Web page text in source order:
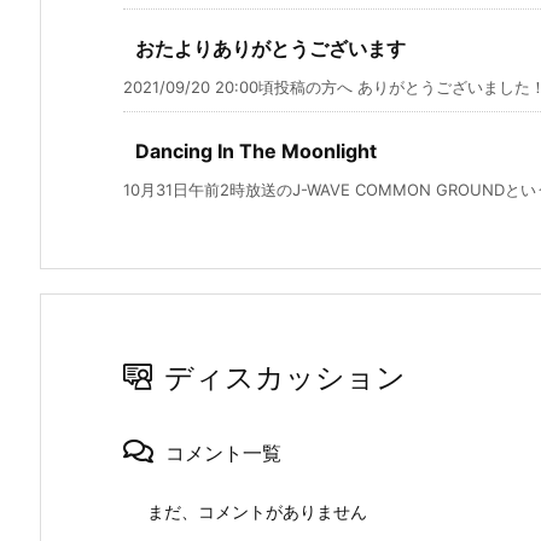
おたよりありがとうございます
2021/09/20 20:00頃投稿の方へ ありがとうございました！
Dancing In The Moonlight
10月31日午前2時放送のJ-WAVE COMMON GROUNDと
ディスカッション
コメント一覧
まだ、コメントがありません